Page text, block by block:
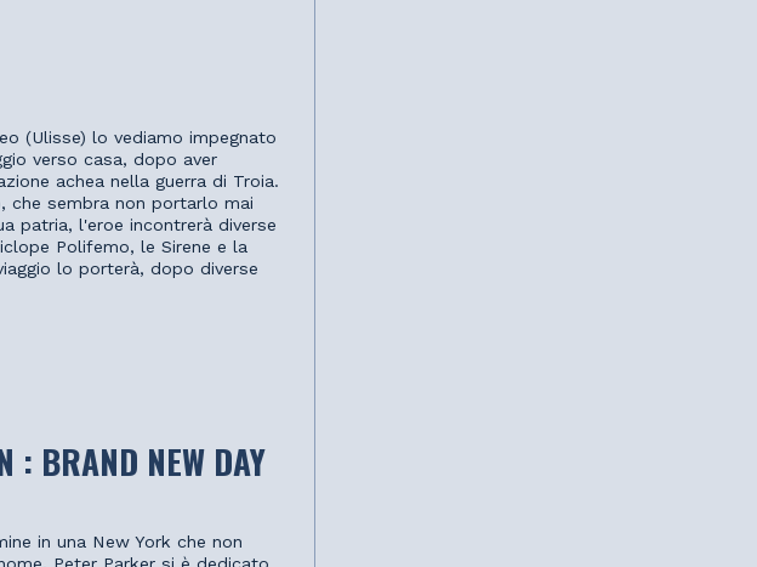
(Ulisse) lo vediamo impegnato
verso casa, dopo aver
achea nella guerra di Troia.
che sembra non portarlo mai
patria, l'eroe incontrerà diverse
Polifemo, le Sirene e la
lo porterà, dopo diverse
: BRAND NEW DAY
in una New York che non